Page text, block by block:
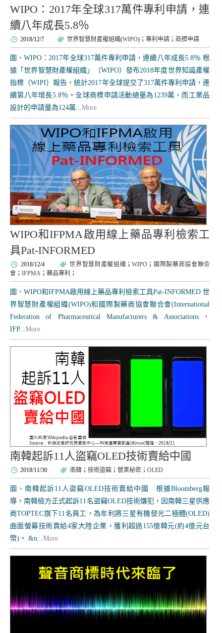
WIPO：2017年全球317萬件專利申請，連
續八年成長5.8％
2018/12/7 世界智慧財產權組織(WIPO)； 專利申請 ； 商標申請
圖、WIPO：2017年全球317萬件專利申請，連續八年成長5.8％ 根
據「世界智慧財產權組織」（WIPO）發布2018年度世界知識產權
指標（WIPI）報告，統計2017年全球提交了317萬件專利申請，連
續第八年增長5.8％。全球商標申請活動總量為1239萬，而工業品
設計的申請量為124萬...More
WIPO和IFPMA啟用線上藥品專利檢索工
具Pat-INFORMED
2018/12/4 世界智慧財產權組織 ；WIPO ； 國際製藥商協會聯合
會 ； IFPMA ； 藥品專利 ；
圖、WIPO和IFPMA啟用線上藥品專利檢索工具Pat-INFORMED 世
界智慧財產權組織(WIPO)和國際製藥商協會聯合會(International
Federation of Pharmaceutical Manufacturers & Associations，
IFP...More
南韓起訴11人盜竊OLED技術賣給中國
2018/11/30 南韓 ； 技術盜竊 ； 營業秘密 ； OLED
圖、南韓起訴11人盜竊OLED技術賣給中國 根據Bloomberg報
導，南韓檢方正式起訴11名盜竊OLED技術嫌犯，因南韓三星供應
商TOPTEC旗下11名員工，為牟利將三星有機發光二極體(OLED)
曲面螢幕技術賣給4家大陸企業，獲利超過155億韓元(約4億元台
幣)。 &n...More